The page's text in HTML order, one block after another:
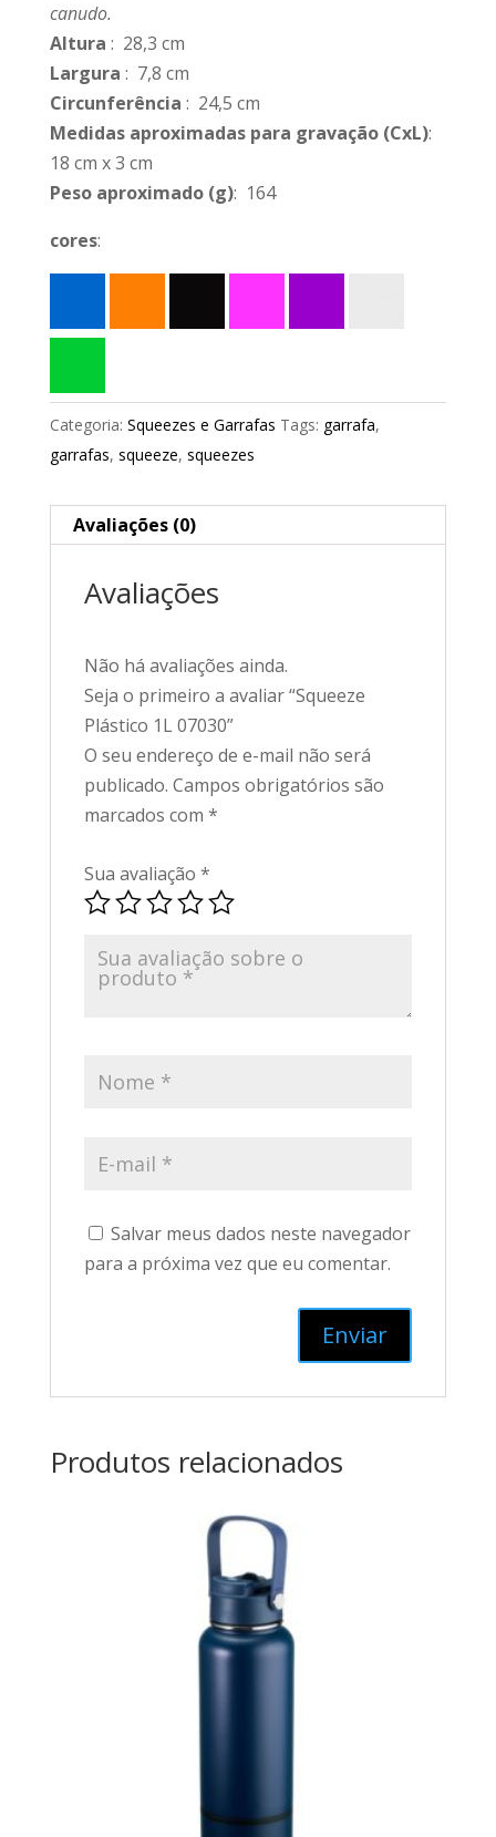
canudo.
Altura : 28,3 cm
Largura : 7,8 cm
Circunferência : 24,5 cm
Medidas aproximadas para gravação(CxL):
18 cm x 3 cm
Peso aproximado(g): 164
cores:
Categoria: Squeezes e Garrafas Tags: garrafa,
garrafas, squeeze, squeezes
Avaliações (0)
Avaliações
Não há avaliações ainda.
Seja o primeiro a avaliar “Squeeze
Plástico 1L 07030”
O seu endereço de e-mail não será
publicado. Campos obrigatórios são
marcados com *
Sua avaliação *
Salvar meus dados neste navegador
para a próxima vez que eu comentar.
Produtos relacionados